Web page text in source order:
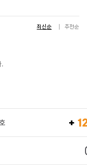
최신순 추천순
.